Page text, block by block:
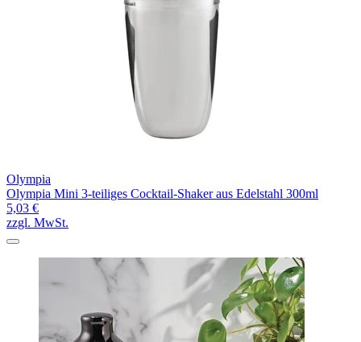
Olympia
Olympia Mini 3-teiliges Cocktail-Shaker aus Edelstahl 300ml
5,03 €
zzgl. MwSt.